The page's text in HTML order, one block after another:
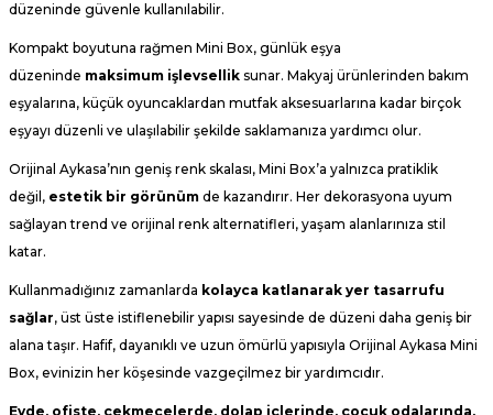
düzeninde güvenle kullanılabilir.
Kompakt boyutuna rağmen Mini Box, günlük eşya
düzeninde maksimum işlevsellik sunar. Makyaj ürünlerinden bakım
eşyalarına, küçük oyuncaklardan mutfak aksesuarlarına kadar birçok
eşyayı düzenli ve ulaşılabilir şekilde saklamanıza yardımcı olur.
Orijinal Aykasa’nın geniş renk skalası, Mini Box’a yalnızca pratiklik
değil, estetik bir görünüm de kazandırır. Her dekorasyona uyum
sağlayan trend ve orijinal renk alternatifleri, yaşam alanlarınıza stil
katar.
Kullanmadığınız zamanlarda kolayca katlanarak yer tasarrufu
sağlar, üst üste istiflenebilir yapısı sayesinde de düzeni daha geniş bir
alana taşır. Hafif, dayanıklı ve uzun ömürlü yapısıyla Orijinal Aykasa Mini
Box, evinizin her köşesinde vazgeçilmez bir yardımcıdır.
Evde, ofiste, çekmecelerde, dolap içlerinde, çocuk odalarında,